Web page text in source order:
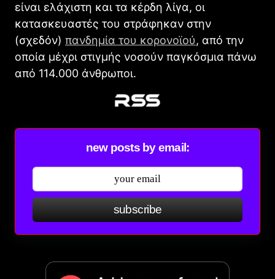
είναι ελάχιστη και τα κέρδη λίγα, οι
κατασκευαστές του στράφηκαν στην
(σχεδόν) πανδημία του κορονοϊού, από την
οποία μέχρι στιγμής νοσούν παγκόσμια πάνω
από 114.000 άνθρωποι.
new posts by email:
subscribe